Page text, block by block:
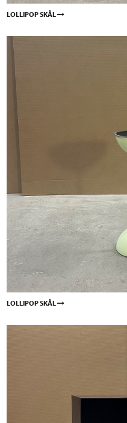
LOLLIPOP SKÅL
LOLLIPOP SKÅL